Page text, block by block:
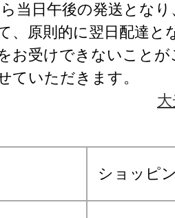
当日午後の発送となり
、原則的に翌日配達と
お受けできないこと
ていただきます。
ショッピ